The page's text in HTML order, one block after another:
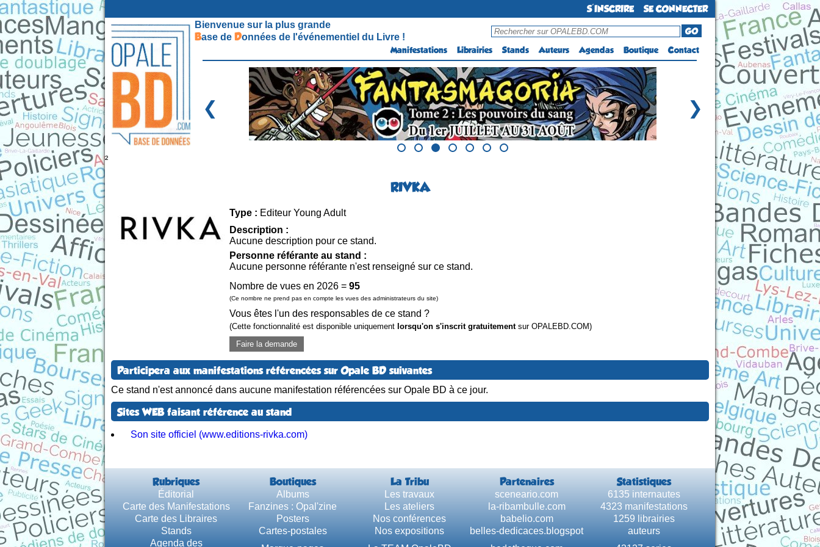
S'INSCRIRE
SE CONNECTER
Bienvenue sur la plus grande
Base de Données de l'événementiel du Livre !
GO
Manifestations
Librairies Stands Auteurs Agendas Boutique Contact
❮ ❯
²
RIVKA
Type : Editeur Young Adult
Description :
Aucune description pour ce stand.
Personne référante au stand :
Aucune personne référante n'est renseigné sur ce stand.
Nombre de vues en 2026 = 95
(Ce nombre ne prend pas en compte les vues des administrateurs du site)
Vous êtes l'un des responsables de ce stand ?
(Cette fonctionnalité est disponible uniquement lorsqu'on s'inscrit gratuitementsur OPALEBD.COM)
Faire la demande
Participera aux manifestations référencées sur Opale BD suivantes
Ce stand n'est annoncé dans aucune manifestation référencées sur Opale BD à ce jour.
Sites WEB faisant référence au stand
Son site officiel (www.editions-rivka.com)
Rubriques Boutiques La Tribu Partenaires Statistiques
Éditorial Albums Les travaux sceneario.com
6135 internautes
Carte des Manifestations
Fanzines : Opal'zine Les ateliers la-ribambulle.com
4323 manifestations
Carte des Libraires
Posters Nos conférences babelio.com
1259 librairies
Stands
Cartes-postales Nos expositions belles-dedicaces.blogspot
auteurs
Agenda des